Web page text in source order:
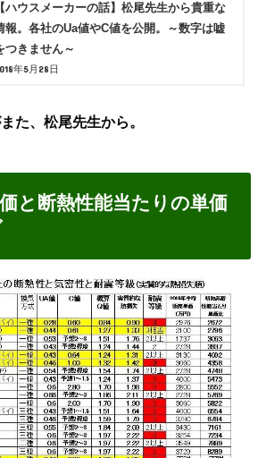
【ハウスメーカーの話】松尾先生から貴重な
報。各社のUa値やC値を公開。～数字は嘘
つきません～
年5月28日
た、松尾先生から。
と断熱性能当たりの単価